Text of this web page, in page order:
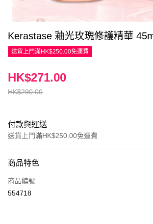
Kerastase 釉光玫瑰修護精華
送貨上門滿HK$250.00免運費
HK$290.00
HK$271.00
付款與運送
送貨上門滿HK$250.00免運費
信用卡
Apple Pay
商品特色
商品編號
554718